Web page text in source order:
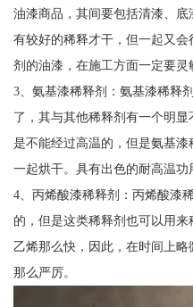
油漆商品，其间要包括清漆、
有较好的稀释才干，但一起又
剂的油漆，在施工方面一定要灵
3、氨基漆稀释剂：氨基漆稀释
了，其与其他稀释剂有一个明
是不能经过高温的，但是氨基
一起烘干。具有出色的耐高温功
4、丙烯酸漆稀释剂：丙烯酸漆
的，但是这类稀释剂也可以用
乙烯那么快，因此，在时间上
那么严厉。